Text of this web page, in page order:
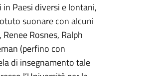
Paesi diversi e lontani,
suonare con alcuni
Rosnes, Ralph
(perfino con
di insegnamento tale